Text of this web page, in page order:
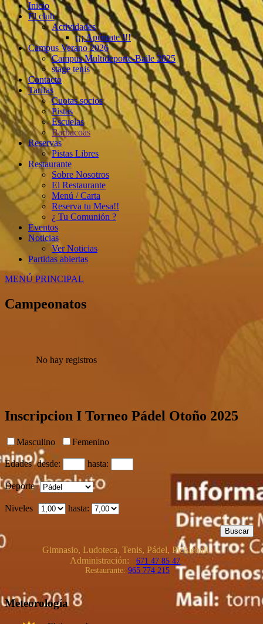
Inicio
El club
Actividades
¡¡¡ Apúntate !!!
Campus Verano 2026
Campus Multideporte-Baile 2025
stage tenis
Contacto
Tarifas
Cuotas socios
Pistas
Escuelas
Barbacoas
Reservas
Pistas Libres
Restaurante
Sobre Nosotros
El Restaurante
Menú / Carta
Reserva tu Mesa!!
¿ Tu Comunión ?
Eventos
Noticias
Ver Noticias
Partidas abiertas
MENÚ PRINCIPAL
Campeonatos
No hay registros
Inscripcion I Torneo Pádel Otoño 2025
Masculino Femenino
Edades desde: hasta:
Deporte
Niveles hasta:
Gimnasio, Ludoteca, Tenis, Pádel, Pickleball
Administración:
671 47 85 47
Restaurante: 965 774 215
Meteorología